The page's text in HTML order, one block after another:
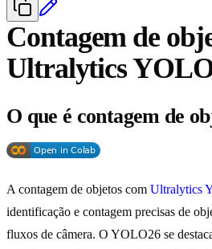
Contagem de
Ultralytics
O que é contagem de
A contagem de objetos com Ultralytics
identificação e contagem precisas de
fluxos de câmera. O YOLO26 se